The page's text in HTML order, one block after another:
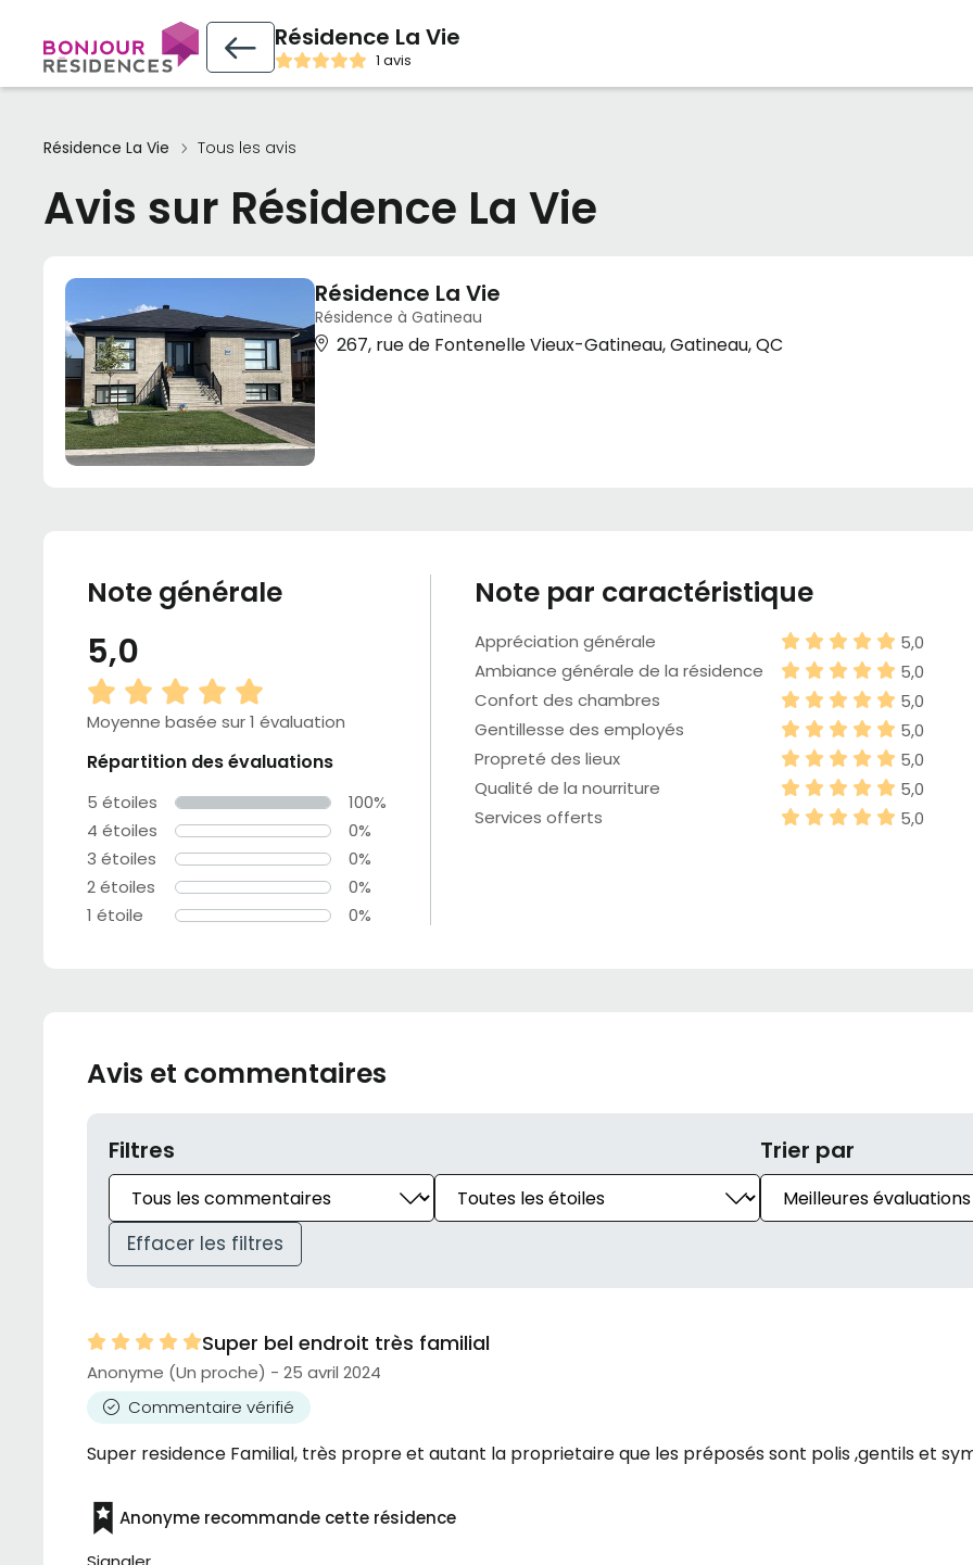
Résidence La Vie
1 avis
Résidence La Vie Tous les avis
Avis sur Résidence La Vie
Résidence La Vie
Résidence à Gatineau
267, rue de Fontenelle Vieux-Gatineau, Gatineau, QC
Note générale
5,0
Moyenne basée sur 1 évaluation
Répartition des évaluations
5 étoiles
100%
4 étoiles
0%
3 étoiles
0%
2 étoiles
0%
1 étoile
0%
Note par caractéristique
Appréciation générale
5,0
Ambiance générale de la résidence
5,0
Confort des chambres
5,0
Gentillesse des employés
5,0
Propreté des lieux
5,0
Qualité de la nourriture
5,0
Services offerts
5,0
Avis et commentaires
Filtres Trier par
Effacer les filtres
Super bel endroit très familial
Anonyme (Un proche) - 25 avril 2024
Commentaire vérifié
Super residence Familial, très propre et autant la proprietaire que les préposés sont polis ,gentils et
Anonyme recommande cette résidence